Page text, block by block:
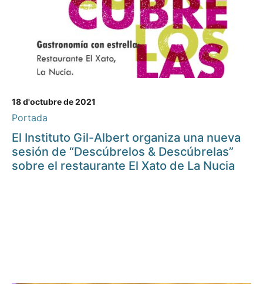
18 d'octubre de 2021
Portada
El Instituto Gil-Albert organiza una nueva
sesión de “Descúbrelos & Descúbrelas”
sobre el restaurante El Xato de La Nucia